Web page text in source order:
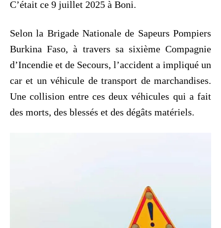
C’était ce 9 juillet 2025 à Boni.
Selon la Brigade Nationale de Sapeurs Pompiers
Burkina Faso, à travers sa sixième Compagnie
d’Incendie et de Secours, l’accident a impliqué un
car et un véhicule de transport de marchandises.
Une collision entre ces deux véhicules qui a fait
des morts, des blessés et des dégâts matériels.